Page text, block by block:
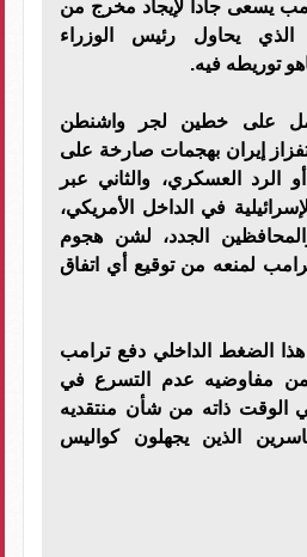
يسعى جاداً لإيجاد مخرج من
الذي يحاول رئيس الوزراء
توريطه فيه.
على خطين لجر واشنطن
إيران بهجمات صارخة على
الرد العسكري، والثاني عبر
في الداخل الأمريكي،
الجدد، لشن هجوم
لمنعه من توقيع أي اتفاق
الضغط الداخلي دفع ترامب
مفاوضيه عدم التسرع في
في الوقت ذاته من شأن منتقديه
الذين يجهلون كواليس